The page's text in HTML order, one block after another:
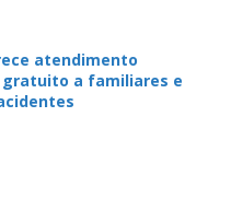
atendimento
a familiares e